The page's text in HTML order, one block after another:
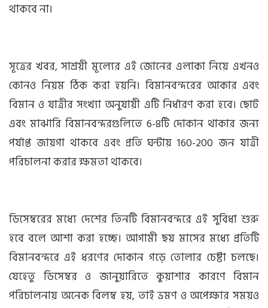
থাকবে না।
সূত্রের খবর, সাশ্রয়ী মূল্যের এই জোনের এলাকা নিয়ে এখনও
কোনও নিয়ম ঠিক করা হয়নি। বিমানবন্দরের আকার এবং
বিমান ও যাত্রীর সংখ্যা অনুযায়ী এটি নির্ধারণ করা হবে। ছোট
এবং মাঝারি বিমানবন্দরগুলিতে 6-8টি দোকান থাকার জন্য
পর্যাপ্ত জায়গা থাকবে এবং প্রতি ঘন্টায় 160-200 জন যাত্রী
পরিচালনা করার ক্ষমতা থাকবে।
ডিসেম্বরের মধ্যে দেশের তিনটি বিমানবন্দরে এই সুবিধা শুরু
হবে বলে আশা করা হচ্ছে। আগামী ছয় মাসের মধ্যে প্রতিটি
বিমানবন্দরে এই ধরণের দোকান গড়ে তোলার চেষ্টা চলছে।
যেহেতু ডিসেম্বর ও জানুয়ারিতে কুয়াশার কারণে বিমান
পরিচালনায় অনেক বিলম্ব হয়, তাই ভ্রমণ ও অপেক্ষার সময়ও